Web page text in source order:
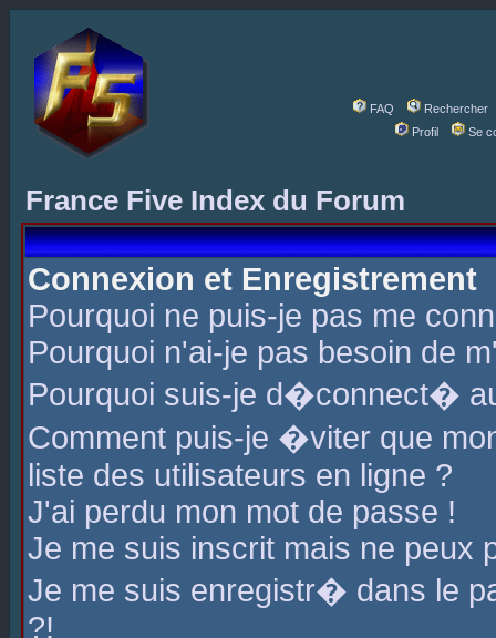
FAQ
Rechercher
Profil
Se
France Five Index du Forum
Connexion et Enregistrement
Pourquoi ne puis-je pas me
Pourquoi n'ai-je pas besoin de
Pourquoi suis-je d�connect�
Comment puis-je �viter que
liste des utilisateurs en ligne ?
J'ai perdu mon mot de passe !
Je me suis inscrit mais ne peux
Je me suis enregistr� dans le
?!